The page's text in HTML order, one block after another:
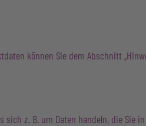
können Sie dem Abschnitt
z. B. um Daten handeln, die Sie